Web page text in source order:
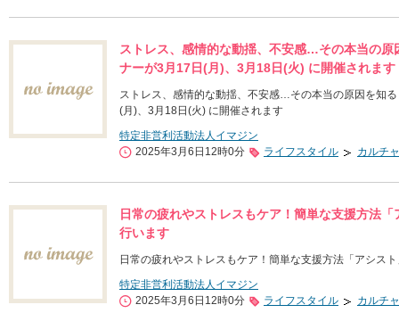
ストレス、感情的な動揺、不安感…その本当の
ナーが3月17日(月)、3月18日(火) に開催されます
ストレス、感情的な動揺、不安感…その本当の原因を知
(月)、3月18日(火) に開催されます
特定非営利活動法人イマジン
2025年3月6日12時0分
ライフスタイル カルチ
日常の疲れやストレスもケア！簡単な支援方法
行います
日常の疲れやストレスもケア！簡単な支援方法「アシス
特定非営利活動法人イマジン
2025年3月6日12時0分
ライフスタイル カルチ